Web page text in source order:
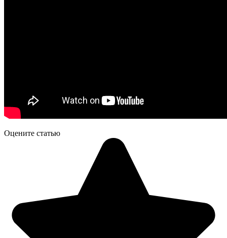
Оцените статью